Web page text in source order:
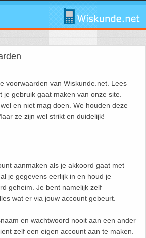
voorwaarden van Wiskunde.net. Lees
gebruik gaat maken van onze site.
en niet mag doen. We houden deze
ze zijn wel strikt en duidelijk!
aanmaken als je akkoord gaat met
je gegevens eerlijk in en houd je
geheim. Je bent namelijk zelf
wat er via jouw account gebeurt.
en wachtwoord nooit aan een ander
zelf een eigen account aan te maken.
en kans
en hoeken
en vergelijkingen
meten en schatten
figuren
functie